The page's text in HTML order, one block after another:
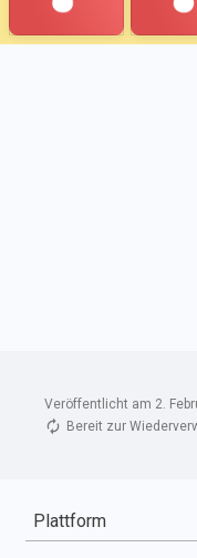
Veröffentlicht am 2.
Bereit zur
Plattform